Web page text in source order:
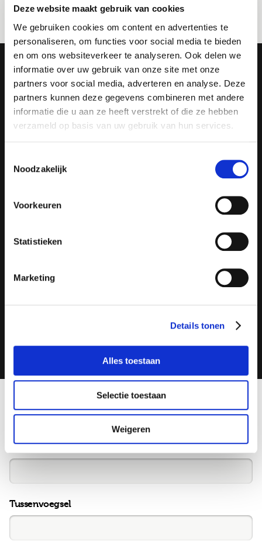
Deze website maakt gebruik van cookies
We gebruiken cookies om content en advertenties te
personaliseren, om functies voor social media te bieden
en om ons websiteverkeer te analyseren. Ook delen we
informatie over uw gebruik van onze site met onze
partners voor social media, adverteren en analyse. Deze
partners kunnen deze gegevens combineren met andere
informatie die u aan ze heeft verstrekt of die ze hebben
verzameld op basis van uw gebruik van hun services.
Noodzakelijk
Voorkeuren
Statistieken
Marketing
Details tonen
Alles toestaan
Selectie toestaan
Weigeren
Laat je cv achter, dan zoeken we met je mee
Zo werkt het bij Joinuz
CV achterlaten
Vul je gegevens in en laat je cv achter zodat onze
recruiters je kunnen begeleiden bij de volgende stap.
2
Binnen 3 werkdagen contact
3
Persoonlijke kennismaking bij een match
Is er een match? Dan plannen we een persoonlijke
ervaring en ambities.
aandacht bij relevante opdrachtgevers en zoeken
Leave this field blank
Voornaam
Tussenvoegsel
Altijd als 1e op de hoogte van de
nieuwste vacatures als je een job
Ik ben geïnteresseerd in